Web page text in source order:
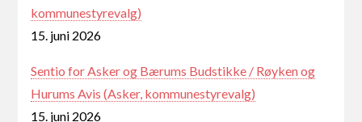
kommunestyrevalg)
15. juni 2026
Sentio for Asker og Bærums Budstikke / Røyken og
Hurums Avis (Asker, kommunestyrevalg)
15. juni 2026